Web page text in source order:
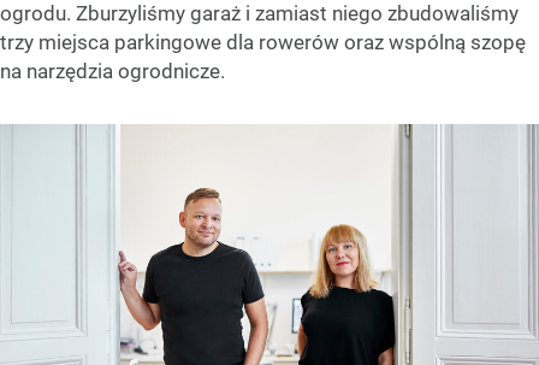
ogrodu. Zburzyliśmy garaż i zamiast niego zbudowaliśmy
trzy miejsca parkingowe dla rowerów oraz wspólną szopę
na narzędzia ogrodnicze.